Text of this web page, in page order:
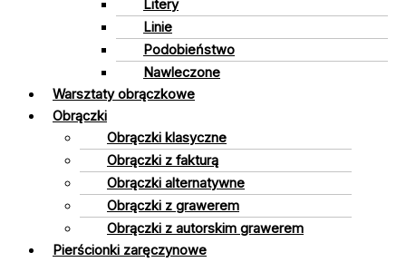
Litery
Linie
Podobieństwo
Nawleczone
Warsztaty obrączkowe
Obrączki
Obrączki klasyczne
Obrączki z fakturą
Obrączki alternatywne
Obrączki z grawerem
Obrączki z autorskim grawerem
Pierścionki zaręczynowe